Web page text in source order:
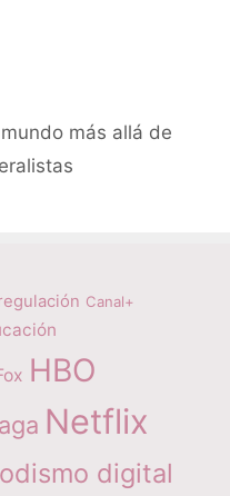
más allá de
Canal+
HBO
Netflix
digital